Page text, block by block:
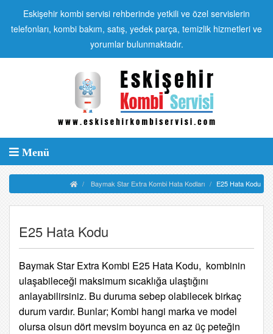
Eskişehir kombi servisi rehberinde yetkili ve özel servislerin
telefonları, kombi bakım, satış, yedek parça, temizlik hizmetleri ve
yorumlar bulunmaktadır.
Menü
Baymak Star Extra Kombi Hata Kodları E25 Hata Kodu
E25 Hata Kodu
Baymak Star Extra Kombi E25 Hata Kodu, kombinin
ulaşabileceği maksimum sıcaklığa ulaştığını
anlayabilirsiniz. Bu duruma sebep olabilecek birkaç
durum vardır. Bunlar; Kombi hangi marka ve model
olursa olsun dört mevsim boyunca en az üç peteğin